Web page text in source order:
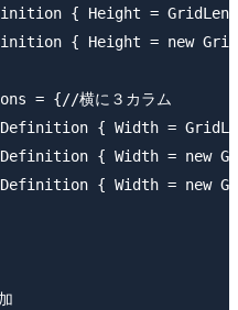
{ Height =
{ Height = new
= {//横に３カラム
{ Width =
{ Width = new
{ Width = new